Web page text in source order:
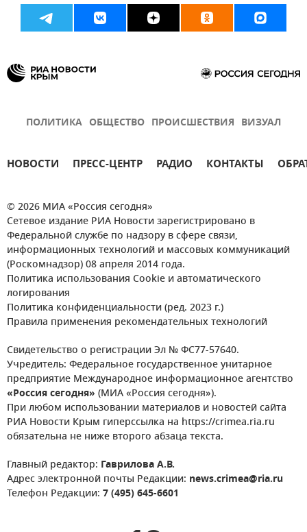
ПОЛИТИКА ОБЩЕСТВО ПРОИСШЕСТВИЯ ВИЗУАЛ
НОВОСТИ ПРЕСС-ЦЕНТР РАДИО КОНТАКТЫ
© 2026 МИА «Россия сегодня»
Сетевое издание РИА Новости зарегистрировано в
Федеральной службе по надзору в сфере связи,
информационных технологий и массовых коммуникаций
(Роскомнадзор) 08 апреля 2014 года.
Политика использования Cookie и автоматического
логирования
Политика конфиденциальности (ред. 2023 г.)
Правила применения рекомендательных технологий
Свидетельство о регистрации Эл № ФС77-57640.
Учредитель: Федеральное государственное унитарное
предприятие Международное информационное агентство
«Россия сегодня» (МИА «Россия сегодня»).
При любом использовании материалов и новостей сайта
РИА Новости Крым гиперссылка на https://crimea.ria.ru
обязательна не ниже второго абзаца текста.
Главный редактор: Гаврилова А.В.
Адрес электронной почты Редакции: news.crimea@ria.ru
Телефон Редакции: 7 (495) 645-6601